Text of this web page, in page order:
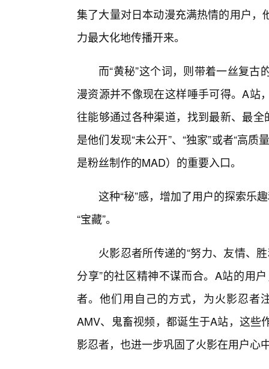
集了大量对日本动漫充满热情的用户
力最大化地传播开来。
而“黄秘”这个词，则带着一丝复
漫资源并不像现在这样唾手可得。A站
往能够通过各种渠道，找到最新、最
是他们发现“未公开”、“独家”或者“高
是粉丝制作的MAD）的重要入口。
这种“秘”感，增加了用户的探索乐
“宝藏”。
火影忍者所传递的“努力、友情、
分享”的社区精神不谋而合。A站的用
者。他们用自己的方式，为火影忍者
AMV、鬼畜视频，都诞生于A站，这些
影忍者，也进一步巩固了火影在用户心